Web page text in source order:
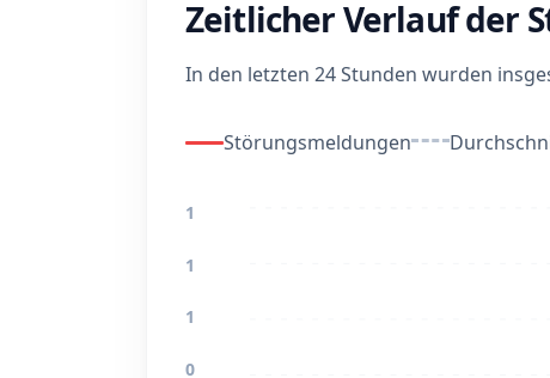
Zeitlicher Verlauf der
In den letzten 24 Stunden wurden
Störungsmeldungen
1
1
1
0